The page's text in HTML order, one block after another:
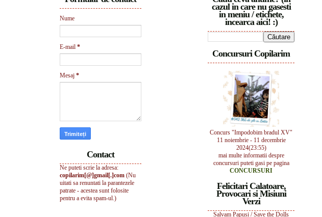
cazul in care nu gasesti
in meniu / etichete,
incearca aici! :)
Concursuri Copilarim
Concurs "Impodobim bradul XV"
11 noiembrie - 11 decembrie
2024(23:55)
mai multe informatii despre
concursuri puteti gasi pe pagina
CONCURSURI
Felicitari Calatoare,
Provocari si Misiuni
Verzi
Salvam Papusi / Save the Dolls
Nume
E-mail *
Mesaj *
Contact
Ne puteti scrie la adresa:
copilarim[@]gmail[.]com (Nu
uitati sa renuntati la parantezele
patrate - acestea sunt folosite
pentru a evita spam-ul.)